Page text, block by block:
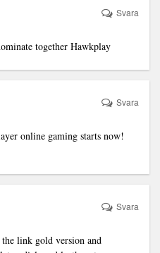
together Hawkplay
Svara
online gaming starts now!
Svara
link gold version and
Svara